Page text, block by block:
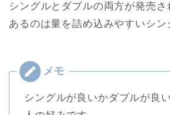
シングルとダブルの両方が発売
あるのは量を詰め込みやすいシン
シングルが良いかダブルが良